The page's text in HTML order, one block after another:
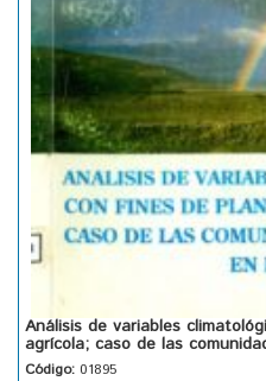
Análisis de variables
agrícola; caso de las
Código: 01895